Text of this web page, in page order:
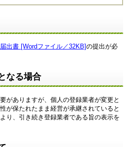
書 [Wordファイル／32KB]の提出が必
なる場合
がありますが、個人の登録業者が変更と
が保たれたまま経営が承継されていると
り、引き続き登録業者である旨の表示を